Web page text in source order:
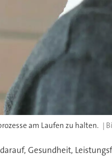
am Laufen zu halten.
Gesundheit,